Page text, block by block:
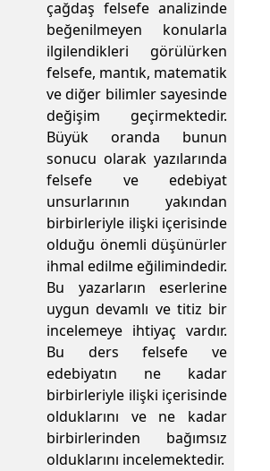
çağdaş felsefe analizinde
beğenilmeyen konularla
ilgilendikleri görülürken
felsefe, mantık, matematik
ve diğer bilimler sayesinde
değişim geçirmektedir.
Büyük oranda bunun
sonucu olarak yazılarında
felsefe ve edebiyat
unsurlarının yakından
birbirleriyle ilişki içerisinde
olduğu önemli düşünürler
ihmal edilme eğilimindedir.
Bu yazarların eserlerine
uygun devamlı ve titiz bir
incelemeye ihtiyaç vardır.
Bu ders felsefe ve
edebiyatın ne kadar
birbirleriyle ilişki içerisinde
olduklarını ve ne kadar
birbirlerinden bağımsız
olduklarını incelemektedir.